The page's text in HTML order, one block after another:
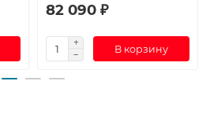
82 090 ₽
В корзину